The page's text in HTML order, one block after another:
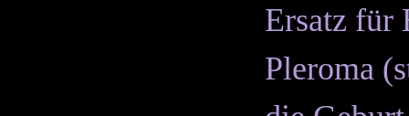
Ersatz für
Pleroma